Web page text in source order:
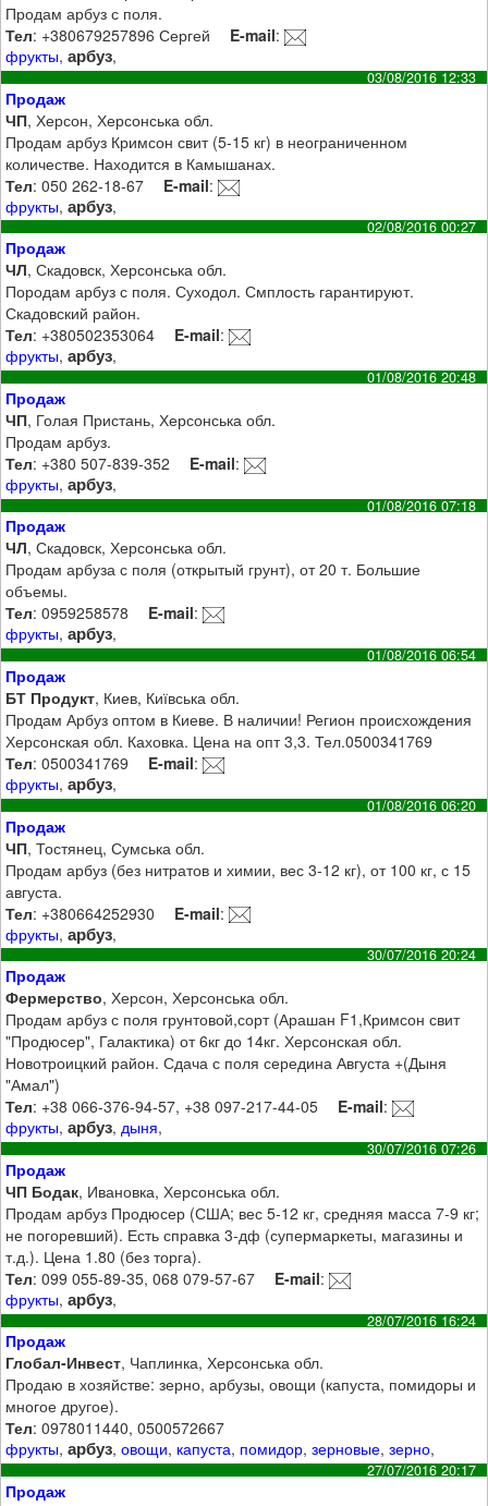
Продам арбуз с поля.
Тел: +380679257896 Сергей E-mail:
фрукты,арбуз,
03/08/2016 12:33
Продаж
ЧП, Херсон, Херсонська обл.
Продам арбуз Кримсон свит (5-15 кг) в неограниченном
количестве. Находится в Камышанах.
Тел: 050 262-18-67 E-mail:
фрукты,арбуз,
02/08/2016 00:27
Продаж
ЧЛ, Скадовск, Херсонська обл.
Породам арбуз с поля. Суходол. Смплость гарантируют.
Скадовский район.
Тел: +380502353064 E-mail:
фрукты,арбуз,
01/08/2016 20:48
Продаж
ЧП, Голая Пристань, Херсонська обл.
Продам арбуз.
Тел: +380 507-839-352 E-mail:
фрукты,арбуз,
01/08/2016 07:18
Продаж
ЧЛ, Скадовск, Херсонська обл.
Продам арбуза с поля (открытый грунт), от 20 т. Большие
объемы.
Тел: 0959258578 E-mail:
фрукты,арбуз,
01/08/2016 06:54
Продаж
БТ Продукт, Киев, Київська обл.
Продам Арбуз оптом в Киеве. В наличии! Регион происхождения
Херсонская обл. Каховка. Цена на опт 3,3. Тел.0500341769
Тел: 0500341769 E-mail:
фрукты,арбуз,
01/08/2016 06:20
Продаж
ЧП, Тостянец, Сумська обл.
Продам арбуз (без нитратов и химии, вес 3-12 кг), от 100 кг, с 15
августа.
Тел: +380664252930 E-mail:
фрукты,арбуз,
30/07/2016 20:24
Продаж
Фермерство, Херсон, Херсонська обл.
Продам арбуз с поля грунтовой,сорт (Арашан F1,Кримсон свит
"Продюсер", Галактика) от 6кг до 14кг. Херсонская обл.
Новотроицкий район. Сдача с поля середина Августа +(Дыня
"Амал")
Тел: +38 066-376-94-57, +38 097-217-44-05 E-mail:
фрукты,арбуз,дыня,
30/07/2016 07:26
Продаж
ЧП Бодак, Ивановка, Херсонська обл.
Продам арбуз Продюсер (США; вес 5-12 кг, средняя масса 7-9 кг;
не погоревший). Есть справка 3-дф (супермаркеты, магазины и
т.д.). Цена 1.80 (без торга).
Тел: 099 055-89-35, 068 079-57-67 E-mail:
фрукты,арбуз,
28/07/2016 16:24
Продаж
Глобал-Инвест, Чаплинка, Херсонська обл.
Продаю в хозяйстве: зерно, арбузы, овощи (капуста, помидоры и
многое другое).
Тел: 0978011440, 0500572667
фрукты,арбуз,овощи, капуста, помидор,зерновые,зерно,
27/07/2016 20:17
Продаж